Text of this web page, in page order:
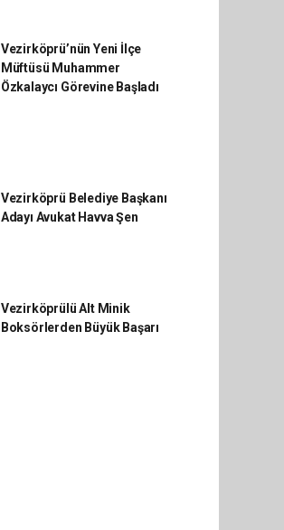
Vezirköprü’nün Yeni İlçe
Müftüsü Muhammer
Özkalaycı Görevine Başladı
Vezirköprü Belediye Başkanı
Adayı Avukat Havva Şen
Vezirköprülü Alt Minik
Boksörlerden Büyük Başarı